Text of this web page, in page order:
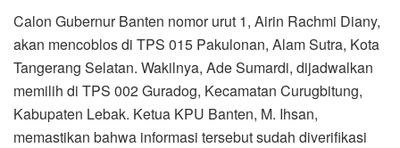
Calon Gubernur Banten nomor urut 1, Airin Rachmi Diany,
akan mencoblos di TPS 015 Pakulonan, Alam Sutra, Kota
Tangerang Selatan. Wakilnya, Ade Sumardi, dijadwalkan
memilih di TPS 002 Guradog, Kecamatan Curugbitung,
Kabupaten Lebak. Ketua KPU Banten, M. Ihsan,
memastikan bahwa informasi tersebut sudah diverifikasi